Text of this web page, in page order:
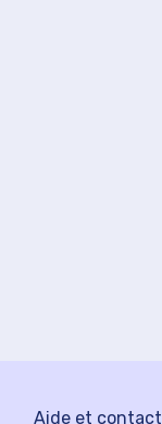
Aide et contact